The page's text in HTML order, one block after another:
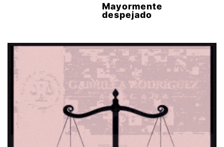
Mayormente
despejado